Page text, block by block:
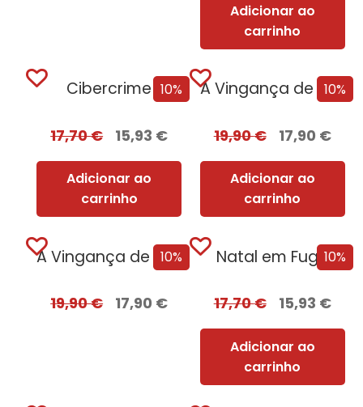
Adicionar ao
carrinho
10%
Cibercrime
17,70€ 15,93 €
Adicionar ao
carrinho
10%
A Vingança de Roma
19,90€ 17,90 €
Adicionar ao
carrinho
10%
A Vingança de Roma + Oferta Flechas de Fúria
19,90€ 17,90 €
10%
Natal em Fuga
17,70€ 15,93 €
Adicionar ao
carrinho